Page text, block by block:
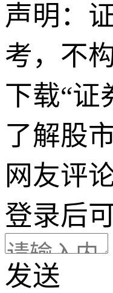
声明：
考，不
下载“证
了解股
网友评
登录后
发送